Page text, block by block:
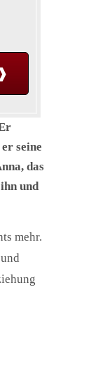
seine
das
und
mehr.